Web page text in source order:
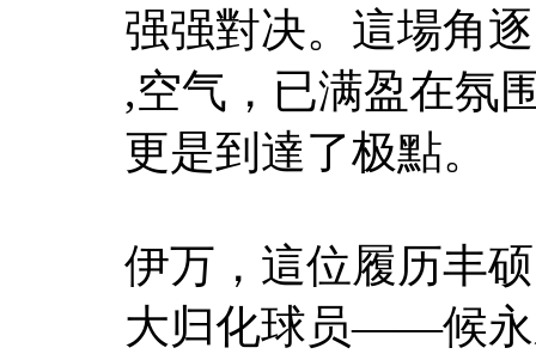
强强對决。這場角
,空气，已满盈在氛
更是到達了极點。
伊万，這位履历丰
大归化球员——候永